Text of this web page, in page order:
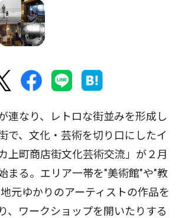
連なり、レトロな街並みを形成し
で、文化・芸術を切り口にしたイ
上町商店街文化芸術交流」が２月
まる。エリア一帯を"美術館"や"教
元ゆかりのアーティストの作品を
、ワークショップを開いたりする